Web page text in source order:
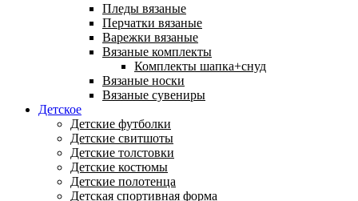
Пледы вязаные
Перчатки вязаные
Варежки вязаные
Вязаные комплекты
Комплекты шапка+снуд
Вязаные носки
Вязаные сувениры
Детское
Детские футболки
Детские свитшоты
Детские толстовки
Детские костюмы
Детские полотенца
Детская спортивная форма